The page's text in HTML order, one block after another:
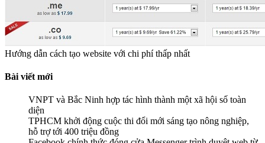
Hướng dẫn cách tạo website với chi phí thấp nhất
Bài viết mới
VNPT và Bắc Ninh hợp tác hình thành một xã hội số toàn
diện
TPHCM khởi động cuộc thi đổi mới sáng tạo nông nghiệp,
hỗ trợ tới 400 triệu đồng